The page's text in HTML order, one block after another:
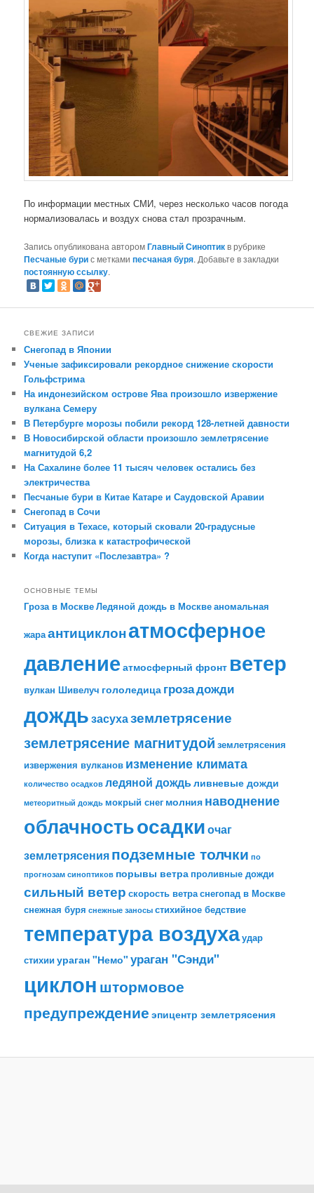
По информации местных СМИ, через несколько часов погода
нормализовалась и воздух снова стал прозрачным.
Запись опубликована авторомГлавный Синоптикв рубрике
Песчаные бурис меткамипесчаная буря. Добавьте в закладки
постоянную ссылку.
СВЕЖИЕ ЗАПИСИ
Снегопад в Японии
Ученые зафиксировали рекордное снижение скорости
Гольфстрима
На индонезийском острове Ява произошло извержение
вулкана Семеру
В Петербурге морозы побили рекорд 128-летней давности
В Новосибирской области произошло землетрясение
магнитудой 6,2
На Сахалине более 11 тысяч человек остались без
электричества
Песчаные бури в Китае Катаре и Саудовской Аравии
Снегопад в Сочи
Ситуация в Техасе, который сковали 20-градусные
морозы, близка к катастрофической
Когда наступит «Послезавтра» ?
ОСНОВНЫЕ ТЕМЫ
Гроза в МосквеЛедяной дождь в Москвеаномальная
жараантициклонатмосферное
давление атмосферный фронт ветер
вулкан Шивелуч гололедица грозадожди
дождьзасухаземлетрясение
землетрясение магнитудой землетрясения
извержения вулканов изменение климата
количество осадков ледяной дождьливневые дожди
метеоритный дождь мокрый снег молния наводнение
облачностьосадкиочаг
землетрясенияподземные толчки по
прогнозам синоптиков порывы ветра проливные дожди
сильный ветер скорость ветраснегопад в Москве
снежная буря снежные заносы стихийное бедствие
температура воздухаудар
стихии ураган "Немо" ураган "Сэнди"
циклон штормовое
предупреждение эпицентр землетрясения